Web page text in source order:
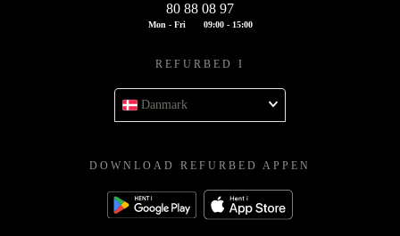
80 88 08 97
Mon - Fri 09:00 - 15:00
REFURBED I
Danmark
DOWNLOAD REFURBED APPEN